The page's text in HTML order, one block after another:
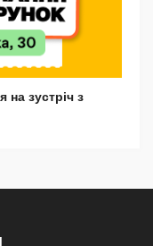
на зустріч з